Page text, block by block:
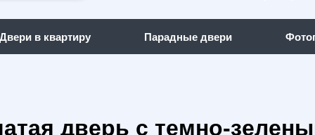
ДВЕРИ
двери (165) С отделкой МДФ
Двери в квартиру Парадные двери
дверь с темно-